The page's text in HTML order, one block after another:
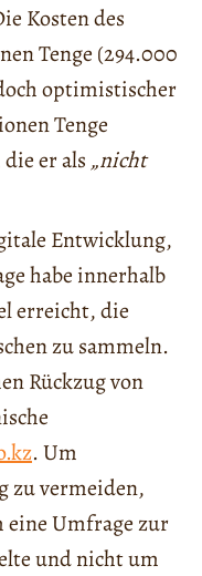
Kosten des
Tenge (294.000
optimistischer
Tenge
er als „nicht
Entwicklung,
habe innerhalb
erreicht, die
zu sammeln.
Rückzug von
. Um
zu vermeiden,
eine Umfrage zur
und nicht um